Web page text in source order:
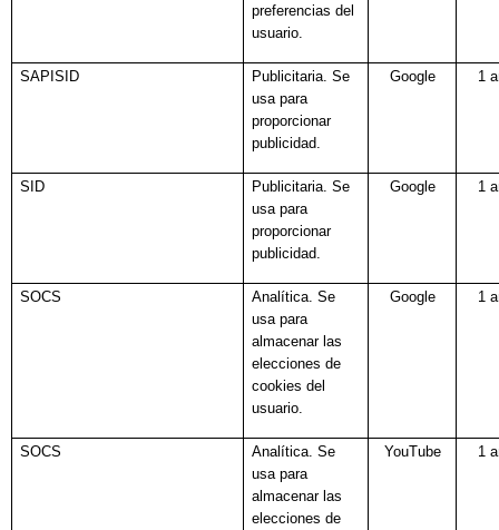
preferencias del
usuario.
SAPISID
Publicitaria. Se
usa para
proporcionar
publicidad.
Google 1
SID
Publicitaria. Se
usa para
proporcionar
publicidad.
Google 1
SOCS
Analítica. Se
usa para
almacenar las
elecciones de
cookies del
usuario.
Google 1
SOCS
Analítica. Se
usa para
almacenar las
elecciones de
YouTube 1